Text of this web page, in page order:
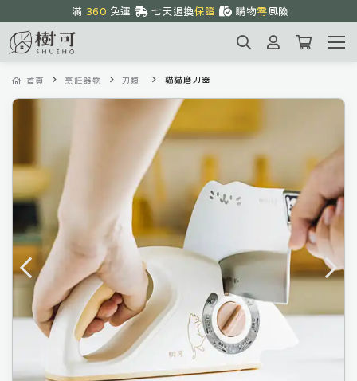
滿 360 免運 七天退換保證
購物零風險
首頁 烹飪器物 刀類 貓貓磨刀器